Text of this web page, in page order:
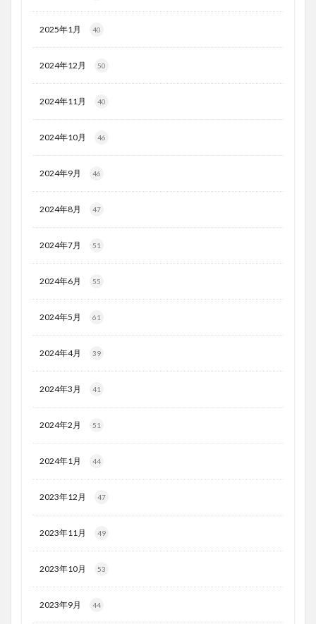
2025年1月 40
2024年12月 50
2024年11月 40
2024年10月 46
2024年9月 46
2024年8月 47
2024年7月 51
2024年6月 55
2024年5月 61
2024年4月 39
2024年3月 41
2024年2月 51
2024年1月 44
2023年12月 47
2023年11月 49
2023年10月 53
2023年9月 44